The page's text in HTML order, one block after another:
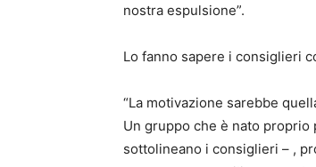
nostra espulsione”.
Lo fanno sapere i consiglieri
“La motivazione sarebbe
Un gruppo che è nato
sottolineano i consiglieri – ,